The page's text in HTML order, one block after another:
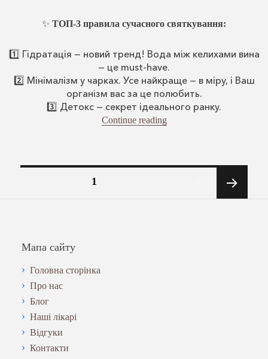
✨ ТОП-3 правила сучасного святкування:
1️⃣ Гідратація — новий тренд! Вода між келихами вина
— це must-have.
2️⃣ Мінімалізм у чарках. Усе найкраще — в міру, і Ваш
організм вас за це полюбить.
3️⃣ Детокс — секрет ідеального ранку.
Continue reading“ТОП-3 правила
PAGE
1
Мапа сайту
Головна сторінка
Про нас
Блог
Наші лікарі
Відгуки
Контакти